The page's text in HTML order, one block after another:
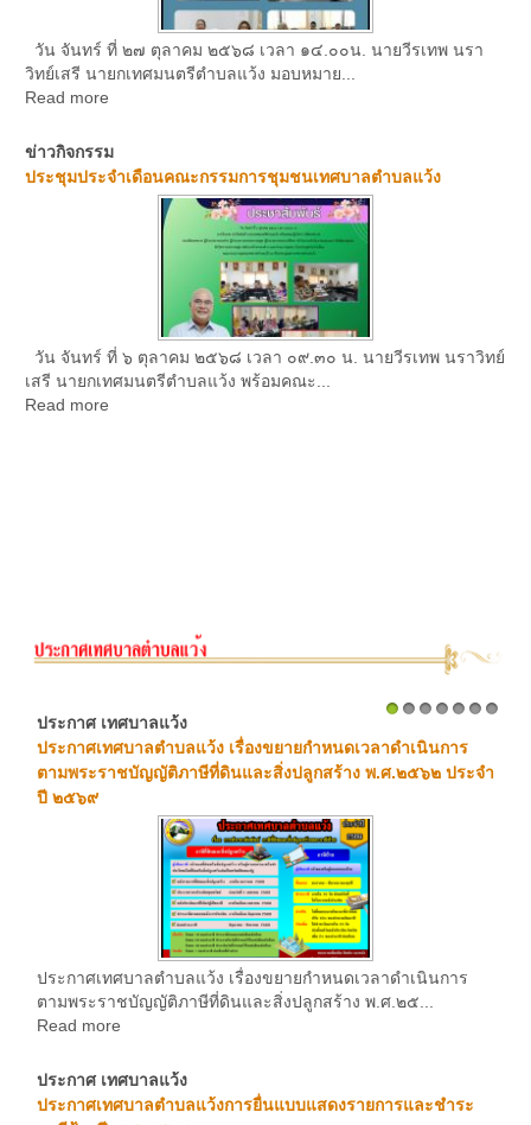
วัน จันทร์ ที่ ๒๗ ตุลาคม ๒๕๖๘ เวลา ๑๔.๐๐น. นายวีรเทพ นรา
วิทย์เสรี นายกเทศมนตรีตำบลแว้ง มอบหมาย...
Read more
ข่าวกิจกรรม
ประชุมประจำเดือนคณะกรรมการชุมชนเทศบาลตำบลแว้ง
วัน จันทร์ ที่ ๖ ตุลาคม ๒๕๖๘ เวลา ๐๙.๓๐ น. นายวีรเทพ นราวิทย์
เสรี นายกเทศมนตรีตำบลแว้ง พร้อมคณะ...
Read more
ประกาศ เทศบาลแว้ง
ประกาศเทศบาลตำบลแว้ง เรื่องขยายกำหนดเวลาดำเนินการ
ตามพระราชบัญญัติภาษีที่ดินและสิ่งปลูกสร้าง พ.ศ.๒๕๖๒ ประจำ
ปี ๒๕๖๙
ประกาศเทศบาลตำบลแว้ง เรื่องขยายกำหนดเวลาดำเนินการ
ตามพระราชบัญญัติภาษีที่ดินและสิ่งปลูกสร้าง พ.ศ.๒๕...
Read more
ประกาศ เทศบาลแว้ง
ประกาศเทศบาลตำบลแว้งการยื่นแบบแสดงรายการและชำระ